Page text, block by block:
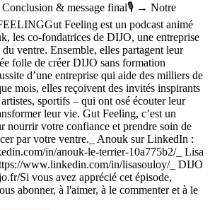
Conclusion & message final🎙️ → Notre
Feeling est un podcast animé
les co-fondatrices de DIJO, une entreprise
du ventre. Ensemble, elles partagent leur
folle de créer DIJO sans formation
d’une entreprise qui aide des milliers de
mois, elles reçoivent des invités inspirants
sportifs – qui ont osé écouter leur
leur vie. Gut Feeling, c’est un
nourrir votre confiance et prendre soin de
par votre ventre._ Anouk sur LinkedIn :
in/anouk-le-terrier-10a775b2/_ Lisa
www.linkedin.com/in/lisasouloy/_ DIJO
Si vous avez apprécié cet épisode,
abonner, à l'aimer, à le commenter et à le